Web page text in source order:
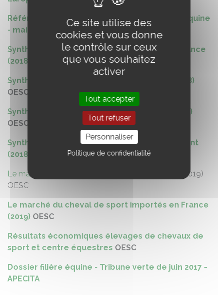
Référence réseau économique de la filière équine
- mai 2019
Synthèse globale du marché du cheval en France
(2018
Synthèse du marché du cheval de loisirs (2018)
OESC
Synthèse du marché du cheval de sport (2018)
OESC
Synthèse du marché du cheval d'enseignement
(2018
Le marché du cheval de loisir importé en France
(2019)
OESC
Le marché du cheval de sport importés en France
(2019) OESC
Résultats économiques élevages de chevaux de
sport et centre équestres OESC
Dossier filière équine - Tribune verte de juin 2017 -
APECITA
Ce site utilise des
cookies et vous donne
le contrôle sur ceux
que vous souhaitez
activer
Tout accepter
Tout refuser
Personnaliser
Politique de confidentialité